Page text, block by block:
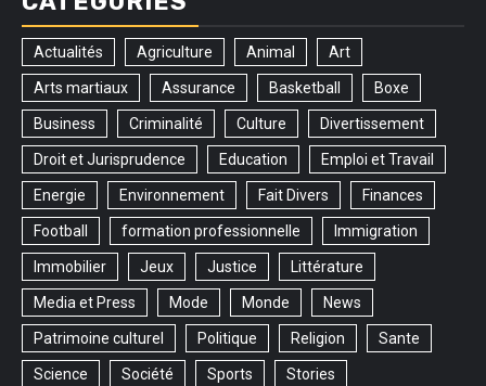
Actualités Agriculture Animal Art
Arts martiaux Assurance Basketball Boxe
Business Criminalité Culture Divertissement
Droit et Jurisprudence Education Emploi et Travail
Energie Environnement Fait Divers Finances
Football formation professionnelle Immigration
Immobilier Jeux Justice Littérature
Media et Press Mode Monde News
Patrimoine culturel Politique Religion Sante
Science Société Sports Stories